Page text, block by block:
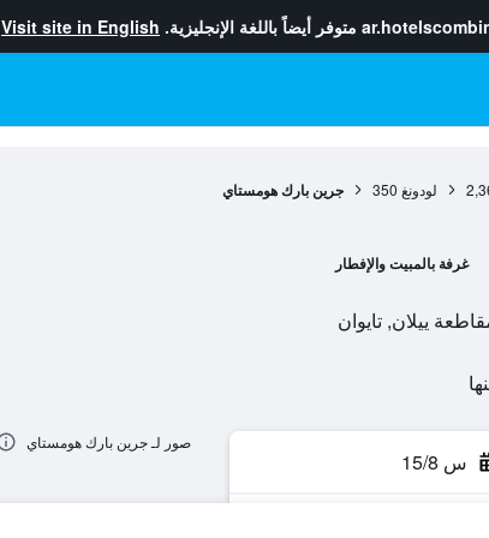
متوفر أيضاً باللغة الإنجليزية. Visit site in English
لودونغ 350 جرين بارك هومستاي
غرفة بالمبيت والإفطار
س 15/8
صور لـ جرين بارك هومستاي